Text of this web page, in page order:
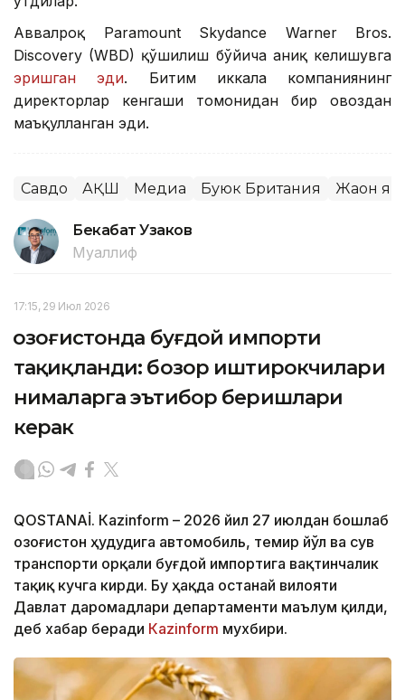
Аввалроқ Paramount Skydance Warner Bros.
Discovery (WBD) қўшилиш бўйича аниқ келишувга
эришган эди. Битим иккала компаниянинг
директорлар кенгаши томонидан бир овоздан
маъқулланган эди.
Савдо АҚШ Медиа Буюк Британия Жаҳон
Бекабат Узаков
Муаллиф
17:15, 29 Июл 2026
Қозоғистонда буғдой импорти
тақиқланди: бозор иштирокчилари
нималарга эътибор беришлари
керак
QOSTANAİ. Кazinform – 2026 йил 27 июлдан бошлаб
Қозоғистон ҳудудига автомобиль, темир йўл ва сув
транспорти орқали буғдой импортига вақтинчалик
тақиқ кучга кирди. Бу ҳақда Қостанай вилояти
Давлат даромадлари департаменти маълум қилди,
деб хабар беради Кazinform мухбири.